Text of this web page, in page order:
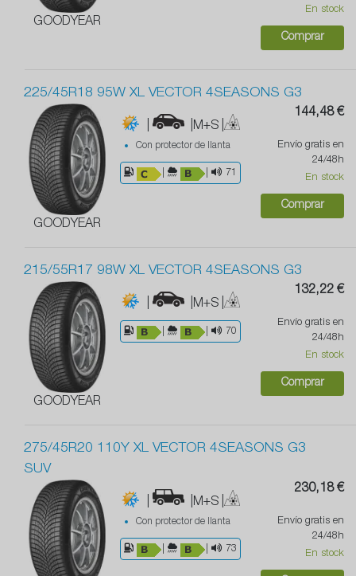
GOODYEAR
En stock
Comprar
225/45R18 95W XL VECTOR 4SEASONS G3
GOODYEAR
| |M+S |
Con protector de llanta
71
144,48 €
Envío gratis en
24/48h
En stock
Comprar
215/55R17 98W XL VECTOR 4SEASONS G3
GOODYEAR
| |M+S |
70
132,22 €
Envío gratis en
24/48h
En stock
Comprar
275/45R20 110Y XL VECTOR 4SEASONS G3
SUV
| |M+S |
Con protector de llanta
73
230,18 €
Envío gratis en
24/48h
En stock